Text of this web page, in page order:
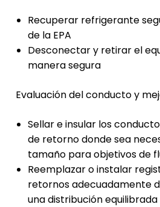
Recuperar refrigerante
de la EPA
Desconectar y retirar el
manera segura
Evaluación del conducto y
Sellar e insular los
de retorno donde sea
tamaño para objetivos de
Reemplazar o instalar
retornos adecuadamente
una distribución equilibrada